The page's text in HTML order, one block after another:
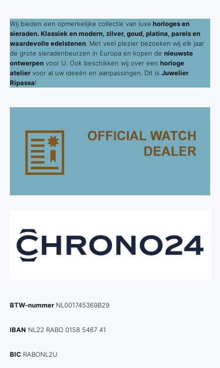
Wij bieden een opmerkelijke collectie van luxe horloges en
sieraden. Klassiek en modern, zilver, goud, platina, parels en
waardevolle edelstenen . Met veel plezier bezoeken wij elk jaar
de grote sieradenbeurzen in Europa en kopen de nieuwste
ontwerpen voor U. Ook beschikken wij over een horloge
atelier voor al uw ideeën en aanpassingen. Dit is Juwelier
Ripassa!
BTW-nummer NL001745369B29
IBAN NL22 RABO 0158 5467 41
BIC RABONL2U